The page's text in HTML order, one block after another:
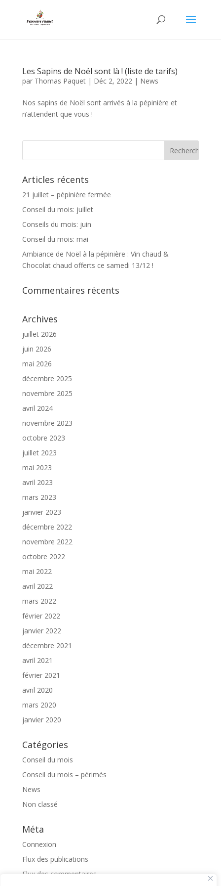
Les Sapins de Noël sont là ! (liste de tarifs)
par Thomas Paquet| Déc 2, 2022| News
Nos sapins de Noël sont arrivés à la pépinière et
n’attendent que vous !
Articles récents
21 juillet – pépinière fermée
Conseil du mois: juillet
Conseils du mois: juin
Conseil du mois: mai
Ambiance de Noël à la pépinière : Vin chaud &
Chocolat chaud offerts ce samedi 13/12 !
Commentaires récents
Archives
juillet 2026
juin 2026
mai 2026
décembre 2025
novembre 2025
avril 2024
novembre 2023
octobre 2023
juillet 2023
mai 2023
avril 2023
mars 2023
janvier 2023
décembre 2022
novembre 2022
octobre 2022
mai 2022
avril 2022
mars 2022
février 2022
janvier 2022
décembre 2021
avril 2021
février 2021
avril 2020
mars 2020
janvier 2020
Catégories
Conseil du mois
Conseil du mois – périmés
News
Non classé
Méta
Connexion
Flux des publications
Flux des commentaires